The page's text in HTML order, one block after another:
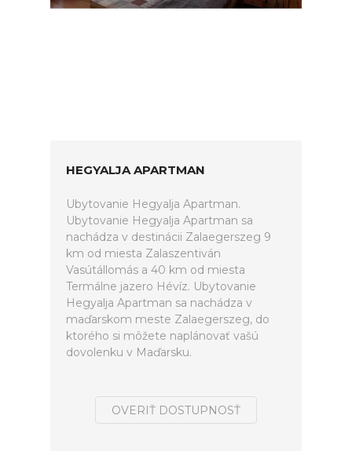
HEGYALJA APARTMAN
Ubytovanie Hegyalja Apartman.
Ubytovanie Hegyalja Apartman sa
nachádza v destinácii Zalaegerszeg 9
km od miesta Zalaszentiván
Vasútállomás a 40 km od miesta
Termálne jazero Hévíz. Ubytovanie
Hegyalja Apartman sa nachádza v
maďarskom meste Zalaegerszeg, do
ktorého si môžete naplánovať vašú
dovolenku v Maďarsku.
OVERIŤ DOSTUPNOSŤ